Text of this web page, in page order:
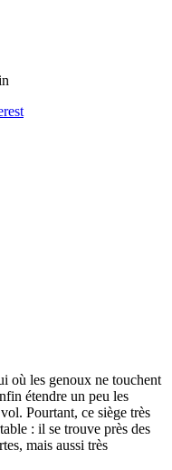
où les genoux ne touchent
étendre un peu les
Pourtant, ce siège très
: il se trouve près des
mais aussi très